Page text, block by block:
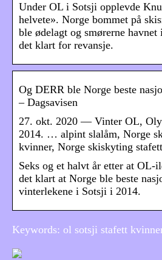
Under OL i Sotsji opplevde
helvete». Norge bommet på
ble ødelagt og smørerne
det klart for revansje.
Og DERR ble Norge beste
– Dagsavisen
27. okt. 2020 — Vinter OL,
2014. … alpint slalåm, Norge
kvinner, Norge skiskyting
Seks og et halvt år etter at OL-
det klart at Norge ble beste
vinterlekene i Sotsji i 2014.
Keywords: ol sotsji stafett